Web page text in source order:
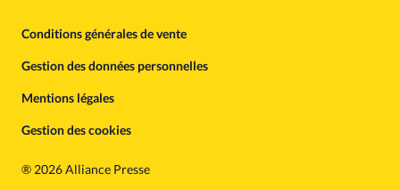
Conditions générales de vente
Gestion des données personnelles
Mentions légales
Gestion des cookies
® 2026 Alliance Presse